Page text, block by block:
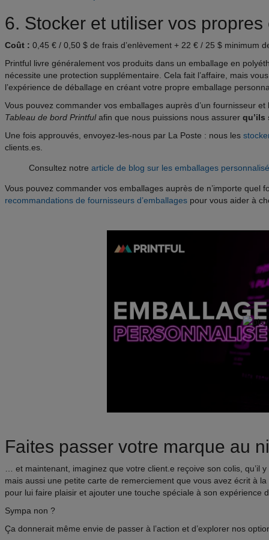
6. Stocker et utiliser vos
Coût : 0,45 € / 0,50 $ de frais d’enlèvement + 22 € / 25 $ minimum
Printful livre généralement vos produits dans un emballage en
nécessite une protection supplémentaire. Cela fait l’affaire, mais
l’expérience de déballage en créant votre propre emballage
Vous pouvez commander vos emballages auprès d’un fournisseur
Tableau de bord Printfulafin que nous puissions nous assurer qu’ils
Une fois approuvés, envoyez-les-nous par La Poste : nous les
clients.es.
Consultez notre article de blog sur les emballages
Vous pouvez commander vos emballages auprès de n’importe
recommandations de fournisseurs d’emballages pour vous aider à
Faites passer votre marque au
… et maintenant, imaginez que votre client.e reçoive son colis, qu’il
mais aussi une petite carte de remerciement que vous avez écrit à
pour lui faire plaisir et ajouter une touche spéciale à son expérience
Sympa non ?
Ça donnerait même envie de passer à l’action et d’explorer nos